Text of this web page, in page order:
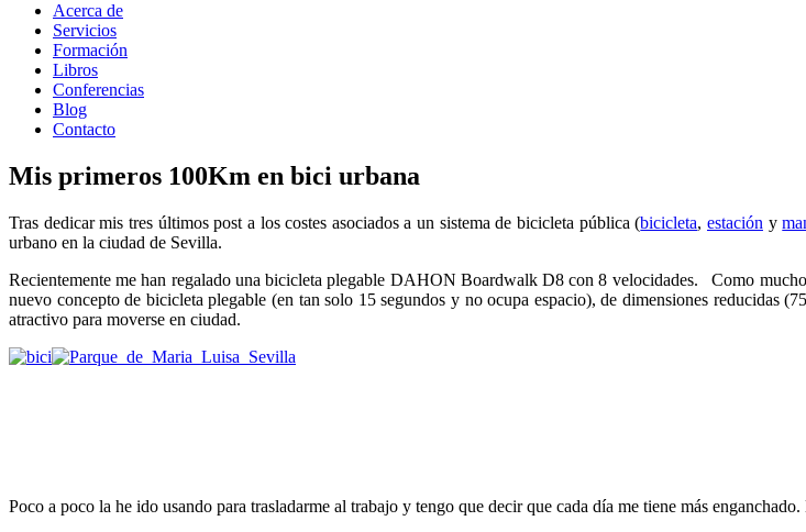
Acerca de
Servicios
Formación
Libros
Conferencias
Blog
Contacto
Mis primeros 100Km en bici urbana
Tras dedicar mis tres últimos post a los costes asociados a un sistema de bicicleta pública (bicicleta, estación y
urbano en la ciudad de Sevilla.
Recientemente me han regalado una bicicleta plegable DAHON Boardwalk D8 con 8 velocidades. Como
nuevo concepto de bicicleta plegable (en tan solo 15 segundos y no ocupa espacio), de dimensiones
atractivo para moverse en ciudad.
Poco a poco la he ido usando para trasladarme al trabajo y tengo que decir que cada día me tiene más